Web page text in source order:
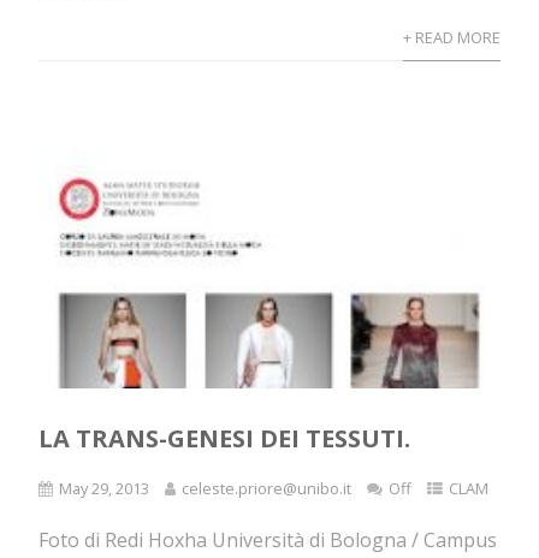
+ READ MORE
LA TRANS-GENESI DEI TESSUTI.
May 29, 2013 celeste.priore@unibo.it Off CLAM
Foto di Redi Hoxha Università di Bologna / Campus